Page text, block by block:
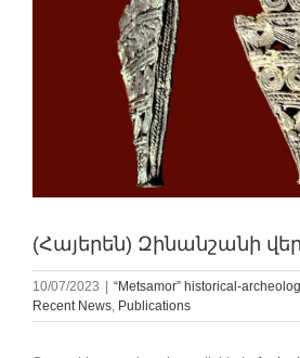
(Հայերեն) Զինանշանի
10/07/2023 | “Metsamor” historical-
Recent News Publications